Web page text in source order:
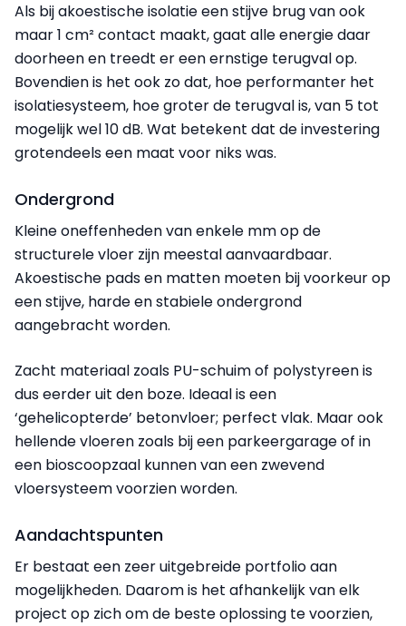
Als bij akoestische isolatie een stijve brug van ook
maar 1 cm² contact maakt, gaat alle energie daar
doorheen en treedt er een ernstige terugval op.
Bovendien is het ook zo dat, hoe performanter het
isolatiesysteem, hoe groter de terugval is, van 5 tot
mogelijk wel 10 dB. Wat betekent dat de investering
grotendeels een maat voor niks was.
Ondergrond
Kleine oneffenheden van enkele mm op de
structurele vloer zijn meestal aanvaardbaar.
Akoestische pads en matten moeten bij voorkeur op
een stijve, harde en stabiele ondergrond
aangebracht worden.
Zacht materiaal zoals PU-schuim of polystyreen is
dus eerder uit den boze. Ideaal is een
‘gehelicopterde’ betonvloer; perfect vlak. Maar ook
hellende vloeren zoals bij een parkeergarage of in
een bioscoopzaal kunnen van een zwevend
vloersysteem voorzien worden.
Aandachtspunten
Er bestaat een zeer uitgebreide portfolio aan
mogelijkheden. Daarom is het afhankelijk van elk
project op zich om de beste oplossing te voorzien,